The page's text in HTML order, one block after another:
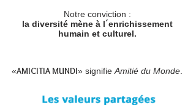
Notre conviction :
la diversité mène à l´enrichissement
humain et culturel.
«AMICITIA MUNDI» signifie Amitié du Monde